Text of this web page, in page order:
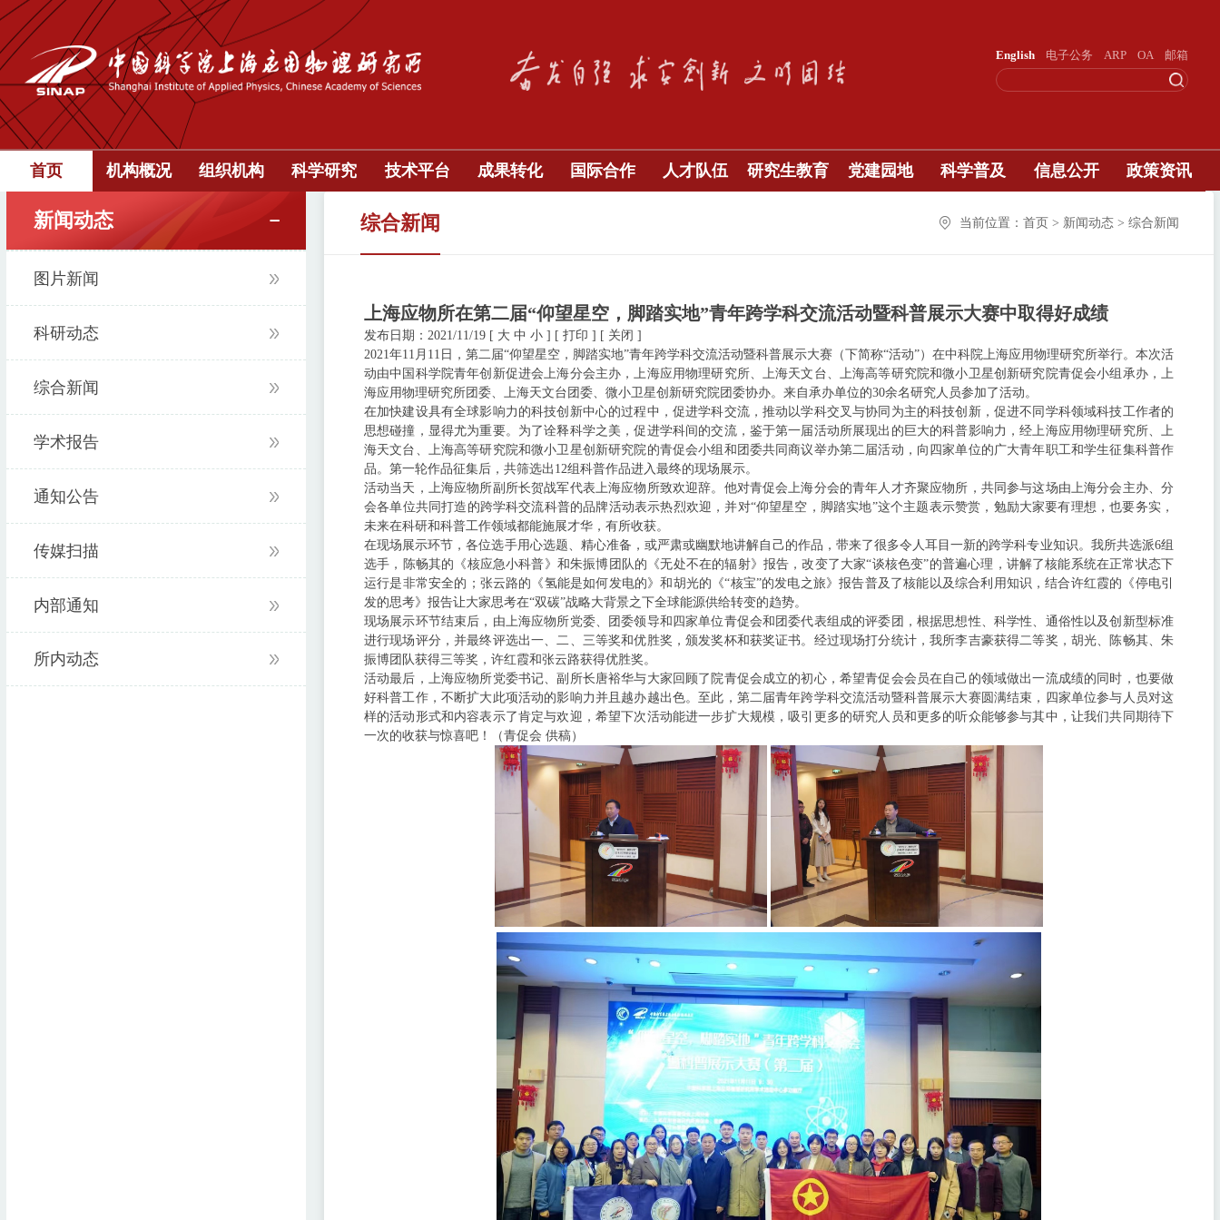
English 电子公务 ARP OA 邮箱
首页 机构概况 组织机构 科学研究 技术平台 成果转化 国际合作 人才队伍 研究生教育 党建园地 科学普及 信息公开 政策资讯
新闻动态
图片新闻
科研动态
综合新闻
学术报告
通知公告
传媒扫描
内部通知
所内动态
综合新闻 当前位置：首页 > 新闻动态 > 综合新闻
上海应物所在第二届“仰望星空，脚踏实地”青年跨学科交流活动暨科普展示大赛中取得好成绩
发布日期：2021/11/19 [ 大 中 小 ] [ 打印 ] [ 关闭 ]
2021年11月11日，第二届“仰望星空，脚踏实地”青年跨学科交流活动暨科普展示大赛（下简称“活动”）在中科院上海应用物理研究所举行。本次活
动由中国科学院青年创新促进会上海分会主办，上海应用物理研究所、上海天文台、上海高等研究院和微小卫星创新研究院青促会小组承办，上
海应用物理研究所团委、上海天文台团委、微小卫星创新研究院团委协办。来自承办单位的30余名研究人员参加了活动。
在加快建设具有全球影响力的科技创新中心的过程中，促进学科交流，推动以学科交叉与协同为主的科技创新，促进不同学科领域科技工作者的
思想碰撞，显得尤为重要。为了诠释科学之美，促进学科间的交流，鉴于第一届活动所展现出的巨大的科普影响力，经上海应用物理研究所、上
海天文台、上海高等研究院和微小卫星创新研究院的青促会小组和团委共同商议举办第二届活动，向四家单位的广大青年职工和学生征集科普作
品。第一轮作品征集后，共筛选出12组科普作品进入最终的现场展示。
活动当天，上海应物所副所长贺战军代表上海应物所致欢迎辞。他对青促会上海分会的青年人才齐聚应物所，共同参与这场由上海分会主办、分
会各单位共同打造的跨学科交流科普的品牌活动表示热烈欢迎，并对“仰望星空，脚踏实地”这个主题表示赞赏，勉励大家要有理想，也要务实，
未来在科研和科普工作领域都能施展才华，有所收获。
在现场展示环节，各位选手用心选题、精心准备，或严肃或幽默地讲解自己的作品，带来了很多令人耳目一新的跨学科专业知识。我所共选派6组
选手，陈畅其的《核应急小科普》和朱振博团队的《无处不在的辐射》报告，改变了大家“谈核色变”的普遍心理，讲解了核能系统在正常状态下
运行是非常安全的；张云路的《氢能是如何发电的》和胡光的《“核宝”的发电之旅》报告普及了核能以及综合利用知识，结合许红霞的《停电引
发的思考》报告让大家思考在“双碳”战略大背景之下全球能源供给转变的趋势。
现场展示环节结束后，由上海应物所党委、团委领导和四家单位青促会和团委代表组成的评委团，根据思想性、科学性、通俗性以及创新型标准
进行现场评分，并最终评选出一、二、三等奖和优胜奖，颁发奖杯和获奖证书。经过现场打分统计，我所李吉豪获得二等奖，胡光、陈畅其、朱
振博团队获得三等奖，许红霞和张云路获得优胜奖。
活动最后，上海应物所党委书记、副所长唐裕华与大家回顾了院青促会成立的初心，希望青促会会员在自己的领域做出一流成绩的同时，也要做
好科普工作，不断扩大此项活动的影响力并且越办越出色。至此，第二届青年跨学科交流活动暨科普展示大赛圆满结束，四家单位参与人员对这
样的活动形式和内容表示了肯定与欢迎，希望下次活动能进一步扩大规模，吸引更多的研究人员和更多的听众能够参与其中，让我们共同期待下
一次的收获与惊喜吧！（青促会 供稿）